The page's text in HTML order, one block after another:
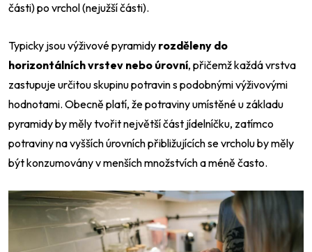
části) po vrchol (nejužší části).
Typicky jsou výživové pyramidy rozděleny do
horizontálních vrstev nebo úrovní, přičemž každá vrstva
zastupuje určitou skupinu potravin s podobnými výživovými
hodnotami. Obecně platí, že potraviny umístěné u základu
pyramidy by měly tvořit největší část jídelníčku, zatímco
potraviny na vyšších úrovních přibližujících se vrcholu by měly
být konzumovány v menších množstvích a méně často.